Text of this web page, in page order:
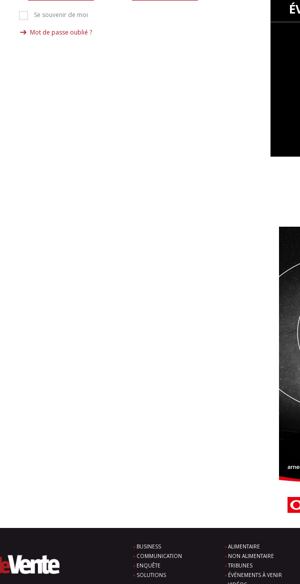
Se souvenir de moi
Mot de passe oublié ?
BUSINESS
COMMUNICATION
ENQUÊTE
SOLUTIONS
ALIMENTAIRE
NON ALIMENTAIRE
TRIBUNES
ÉVÉNEMENTS À VENIR